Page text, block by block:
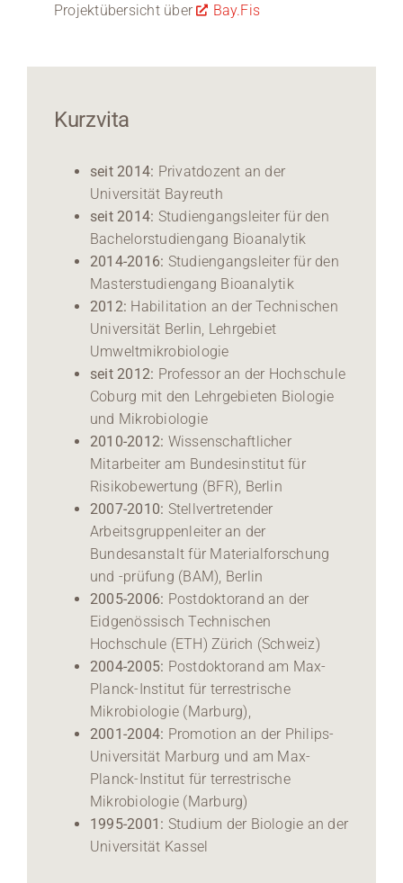
Projektübersicht über Bay.Fis
Kurzvita
seit 2014: Privatdozent an der
Universität Bayreuth
seit 2014: Studiengangsleiter für den
Bachelorstudiengang Bioanalytik
2014-2016: Studiengangsleiter für den
Masterstudiengang Bioanalytik
2012: Habilitation an der Technischen
Universität Berlin, Lehrgebiet
Umweltmikrobiologie
seit 2012: Professor an der Hochschule
Coburg mit den Lehrgebieten Biologie
und Mikrobiologie
2010-2012: Wissenschaftlicher
Mitarbeiter am Bundesinstitut für
Risikobewertung (BFR), Berlin
2007-2010: Stellvertretender
Arbeitsgruppenleiter an der
Bundesanstalt für Materialforschung
und -prüfung (BAM), Berlin
2005-2006: Postdoktorand an der
Eidgenössisch Technischen
Hochschule (ETH) Zürich (Schweiz)
2004-2005: Postdoktorand am Max-
Planck-Institut für terrestrische
Mikrobiologie (Marburg),
2001-2004: Promotion an der Philips-
Universität Marburg und am Max-
Planck-Institut für terrestrische
Mikrobiologie (Marburg)
1995-2001: Studium der Biologie an der
Universität Kassel